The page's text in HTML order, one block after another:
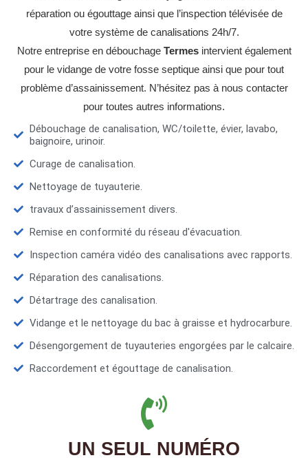
réparation ou égouttage ainsi que l’inspection télévisée de
votre système de canalisations 24h/7.
Notre entreprise en débouchage Termesintervient également
pour le vidange de votre fosse septique ainsi que pour tout
problème d’assainissement. N’hésitez pas à nous contacter
pour toutes autres informations.
Débouchage de canalisation, WC/toilette, évier, lavabo,
baignoire, urinoir.
Curage de canalisation.
Nettoyage de tuyauterie.
travaux d’assainissement divers.
Remise en conformité du réseau d'évacuation.
Inspection caméra vidéo des canalisations avec rapports.
Réparation des canalisations.
Détartrage des canalisation.
Vidange et le nettoyage du bac à graisse et hydrocarbure.
Désengorgement de tuyauteries engorgées par le calcaire.
Raccordement et égouttage de canalisation.
UN SEUL NUMÉRO